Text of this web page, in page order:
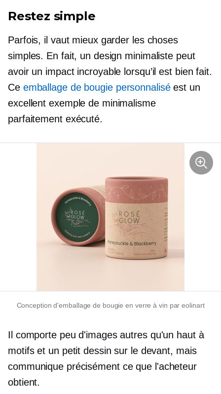
Restez simple
Parfois, il vaut mieux garder les choses
simples. En fait, un design minimaliste peut
avoir un impact incroyable lorsqu’il est bien fait.
Ce emballage de bougie personnaliséest un
excellent exemple de minimalisme
parfaitement exécuté.
Conception d'emballage de bougie en verre à vin par eolinart
Il comporte peu d'images autres qu'un haut à
motifs et un petit dessin sur le devant, mais
communique précisément ce que l'acheteur
obtient.